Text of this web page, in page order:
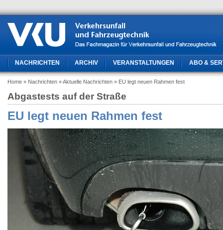
NACHRICHTEN ARCHIV VERANSTALTUNGEN ABO &
Home » Nachrichten » Aktuelle Nachrichten » EU legt neuen Rahmen fest
Abgastests auf der Straße
EU legt neuen Rahmen fest